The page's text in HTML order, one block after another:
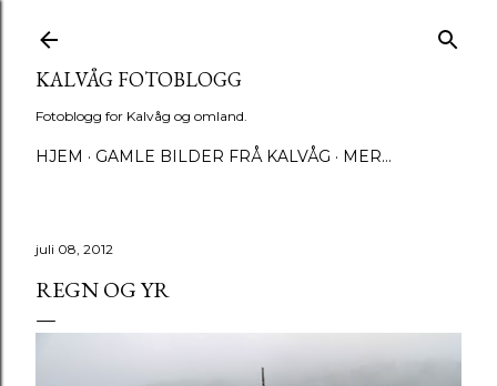
KALVÅG FOTOBLOGG
Fotoblogg for Kalvåg og omland.
HJEM GAMLE BILDER FRÅ KALVÅG MER…
juli 08, 2012
REGN OG YR